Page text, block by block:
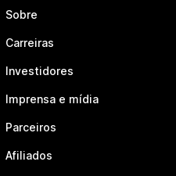
Sobre
Carreiras
Investidores
Imprensa e mídia
Parceiros
Afiliados